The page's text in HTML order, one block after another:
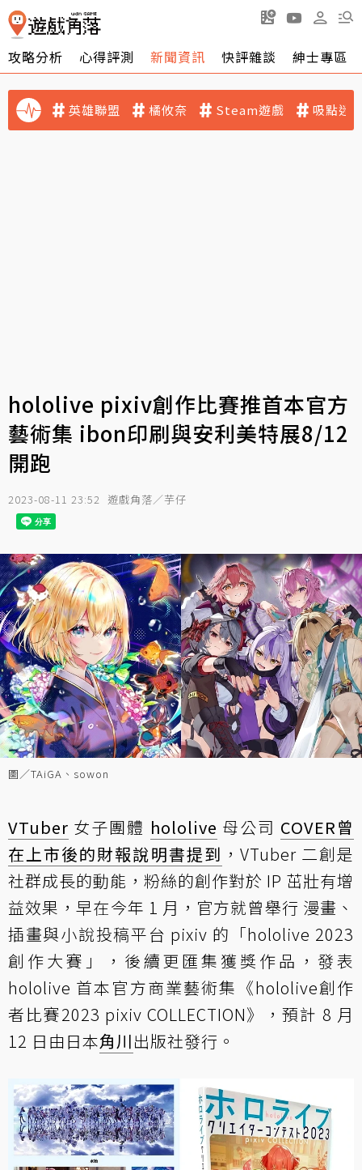
攻略分析 心得評測 新聞資訊 快評雜談 紳士專區
英雄聯盟 橘攸奈 Steam遊戲 吸點迷
hololive pixiv創作比賽推首本官方
藝術集 ibon印刷與安利美特展8/12
開跑
2023-08-11 23:52 遊戲角落／芋仔
圖／TAiGA、sowon
VTuber 女子團體 hololive 母公司 COVER曾
在上市後的財報說明書提到 ，VTuber 二創是
社群成長的動能，粉絲的創作對於 IP 茁壯有增
益效果，早在今年 1 月，官方就曾舉行 漫畫、
插畫與小說投稿平台 pixiv 的「hololive 2023
創作大賽」，後續更匯集獲獎作品，發表
hololive 首本官方商業藝術集《hololive創作
者比賽2023 pixiv COLLECTION》，預計 8 月
12 日由日本角川出版社發行。